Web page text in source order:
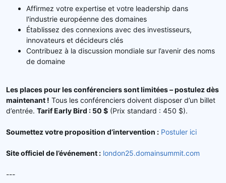
Affirmez votre expertise et votre leadership dans
l'industrie européenne des domaines
Établissez des connexions avec des investisseurs,
innovateurs et décideurs clés
Contribuez à la discussion mondiale sur l’avenir des noms
de domaine
Les places pour les conférenciers sont limitées – postulez dès
maintenant ! Tous les conférenciers doivent disposer d’un billet
d’entrée. Tarif Early Bird : 50 $ (Prix standard : 450 $).
Soumettez votre proposition d’intervention : Postuler ici
Site officiel de l’événement : london25.domainsummit.com
---